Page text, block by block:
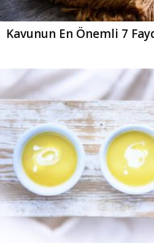
Kavunun En Önemli 7